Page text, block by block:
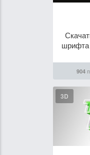
шрифта
904
3D